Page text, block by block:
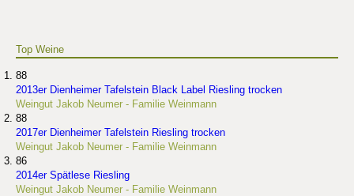
Top Weine
88
2013er Dienheimer Tafelstein Black Label Riesling trocken
Weingut Jakob Neumer - Familie Weinmann
88
2017er Dienheimer Tafelstein Riesling trocken
Weingut Jakob Neumer - Familie Weinmann
86
2014er Spätlese Riesling
Weingut Jakob Neumer - Familie Weinmann